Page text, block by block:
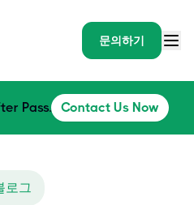
문의하기
Pass. Contact Us Now
로그